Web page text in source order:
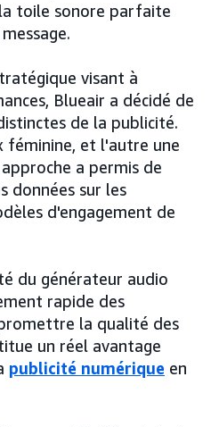
toile sonore parfaite
visant à
Blueair a décidé de
de la publicité.
féminine, et l'autre une
a permis de
données sur les
d'engagement de
du générateur audio
rapide des
la qualité des
un réel avantage
publicité numérique en